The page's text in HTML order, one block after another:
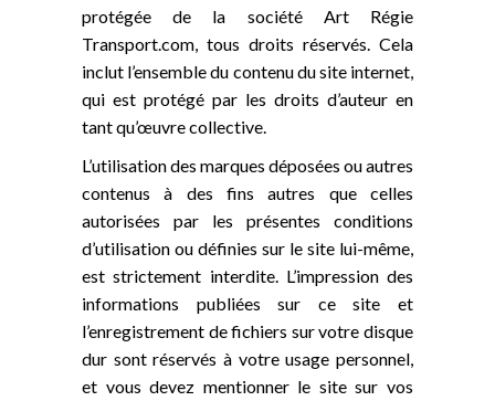
protégée de la société Art Régie
Transport.com, tous droits réservés. Cela
inclut l’ensemble du contenu du site internet,
qui est protégé par les droits d’auteur en
tant qu’œuvre collective.
L’utilisation des marques déposées ou autres
contenus à des fins autres que celles
autorisées par les présentes conditions
d’utilisation ou définies sur le site lui-même,
est strictement interdite. L’impression des
informations publiées sur ce site et
l’enregistrement de fichiers sur votre disque
dur sont réservés à votre usage personnel,
et vous devez mentionner le site sur vos